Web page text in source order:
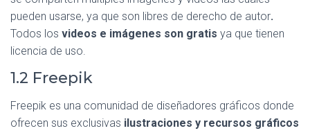
pueden usarse, ya que son libres de derecho de autor.
Todos los videos e imágenes son gratis ya que tienen
licencia de uso.
1.2 Freepik
Freepik es una comunidad de diseñadores gráficos donde
ofrecen sus exclusivas ilustraciones y recursos gráficos